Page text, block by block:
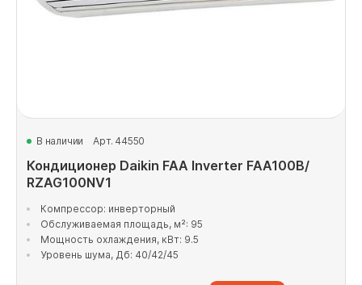
В наличии Арт. 44550
Кондиционер Daikin FAA Inverter FAA100B/
RZAG100NV1
Компрессор: инверторный
Обслуживаемая площадь, м²: 95
Мощность охлаждения, кВт: 9.5
Уровень шума, Дб: 40/42/45